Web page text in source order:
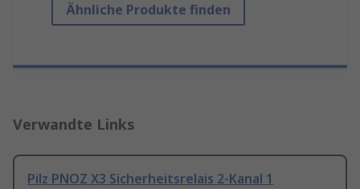
Ähnliche Produkte finden
Verwandte Links
Pilz PNOZ X3 Sicherheitsrelais 2-Kanal 1